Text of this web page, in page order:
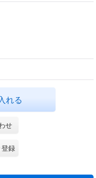
れる
せ
登録